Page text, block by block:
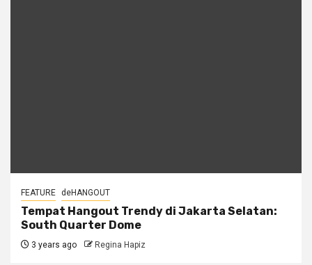
FEATURE deHANGOUT
Tempat Hangout Trendy di Jakarta Selatan:
South Quarter Dome
3 years ago Regina Hapiz